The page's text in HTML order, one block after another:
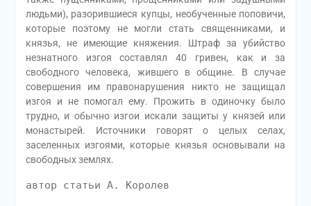
людьми), разорившиеся купцы, необученные поповичи,
которые поэтому не могли стать священниками, и
князья, не имеющие княжения. Штраф за убийство
незнатного изгоя составлял 40 гривен, как и за
свободного человека, жившего в общине. В случае
совершения им правонарушения никто не защищал
изгоя и не помогал ему. Прожить в одиночку было
трудно, и обычно изгои искали защиты у князей или
монастырей. Источники говорят о целых селах,
заселенных изгоями, которые князья основывали на
свободных землях.
автор статьи А. Королев